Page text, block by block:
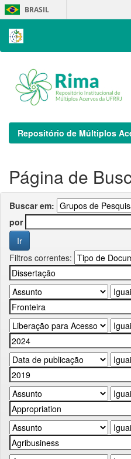
Skip
navigation
BRASIL
Repositório de Múltiplos
Página de
Buscar em:
por
Filtros correntes: